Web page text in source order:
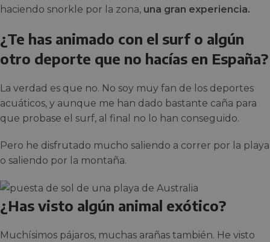
haciendo snorkle por la zona, una gran experiencia.
¿Te has animado con el surf o algún
otro deporte que no hacías en España?
La verdad es que no. No soy muy fan de los deportes
acuáticos, y aunque me han dado bastante caña para
que probase el surf, al final no lo han conseguido.
Pero he disfrutado mucho saliendo a correr por la playa
o saliendo por la montaña.
¿Has visto algún animal exótico?
Muchísimos pájaros, muchas arañas también. He visto